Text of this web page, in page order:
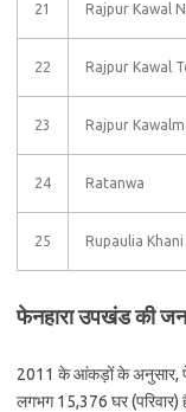
21 Rajpur Kawal
22 Rajpur Kawal
23 Rajpur
24 Ratanwa
25 Rupaulia Khani
फेनहारा उपखंड की
2011 के आंकड़ों के अनुसार,
लगभग 15,376 घर